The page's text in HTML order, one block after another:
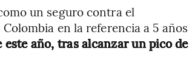
un seguro contra el
en la referencia a 5 años
año, tras alcanzar un pico de